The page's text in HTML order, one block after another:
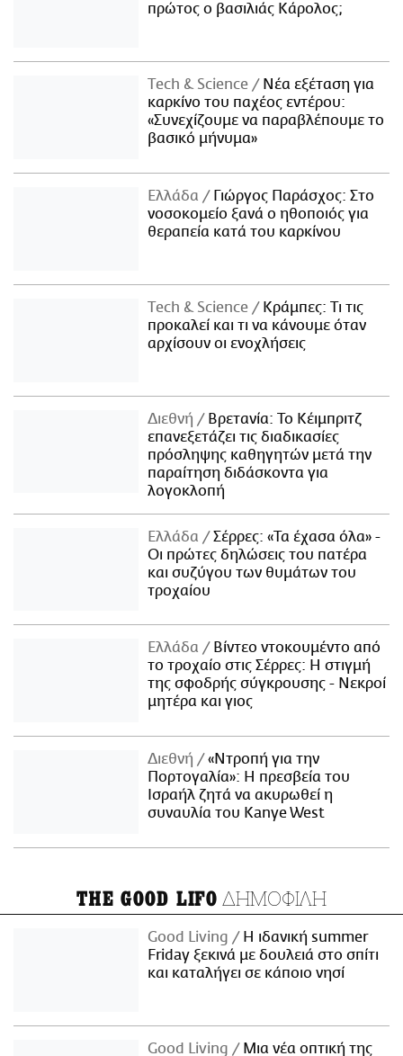
πρώτος ο βασιλιάς Κάρολος;
Τech & Science
Νέα εξέταση για
καρκίνο του παχέος εντέρου:
«Συνεχίζουμε να παραβλέπουμε το
βασικό μήνυμα»
Ελλάδα
Γιώργος Παράσχος: Στο
νοσοκομείο ξανά ο ηθοποιός για
θεραπεία κατά του καρκίνου
Τech & Science
Κράμπες: Τι τις
προκαλεί και τι να κάνουμε όταν
αρχίσουν οι ενοχλήσεις
Διεθνή
Βρετανία: Το Κέιμπριτζ
επανεξετάζει τις διαδικασίες
πρόσληψης καθηγητών μετά την
παραίτηση διδάσκοντα για
λογοκλοπή
Ελλάδα
Σέρρες: «Τα έχασα όλα» -
Οι πρώτες δηλώσεις του πατέρα
και συζύγου των θυμάτων του
τροχαίου
Ελλάδα
Βίντεο ντοκουμέντο από
το τροχαίο στις Σέρρες: Η στιγμή
της σφοδρής σύγκρουσης - Νεκροί
μητέρα και γιος
Διεθνή
«Ντροπή για την
Πορτογαλία»: Η πρεσβεία του
Ισραήλ ζητά να ακυρωθεί η
συναυλία του Kanye West
THE GOOD LIFO ΔΗΜΟΦΙΛΗ
Good Living
Η ιδανική summer
Friday ξεκινά με δουλειά στο σπίτι
και καταλήγει σε κάποιο νησί
Good Living
Μια νέα οπτική της